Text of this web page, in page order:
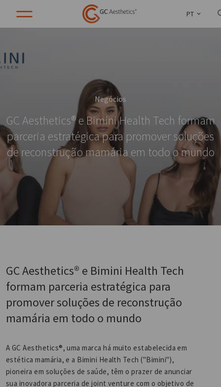
PT
Negócios
GC Aesthetics® e Bimini Health Tech formam
parceria estratégica para promover soluções
de reconstrução mamária em todo o mundo
GC Aesthetics® e Bimini Health Tech
formam parceria estratégica para
promover soluções de reconstrução
mamária em todo o mundo
A GC Aesthetics®, uma marca há muito estabelecida em
estética mamária, e a Bimini Health Tech ("Bimini"),
pioneira em soluções de saúde, têm o prazer de anunciar
sua inovadora parceria de joint venture com o objetivo de